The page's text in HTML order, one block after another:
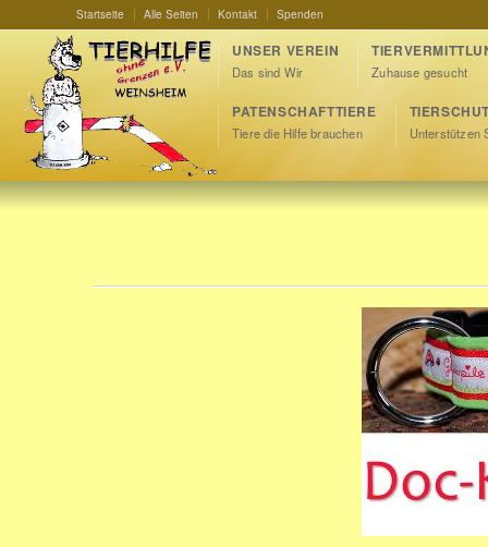
Startseite Alle Seiten Kontakt Spenden
UNSER VEREIN
Das sind Wir Zuhause gesucht
PATENSCHAFTTIERE
Tiere die Hilfe brauchen Unterstützen